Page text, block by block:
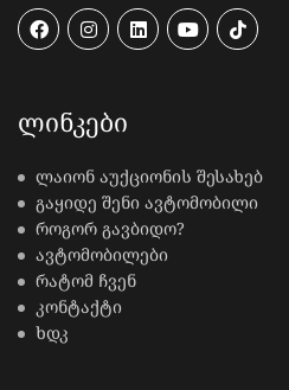
ᲚᲘᲜᲙᲔᲑᲘ
ლაიონ აუქციონის შესახებ
გაყიდე შენი ავტომობილი
როგორ გავბიდო?
ავტომობილები
რატომ ჩვენ
კონტაქტი
ხდკ